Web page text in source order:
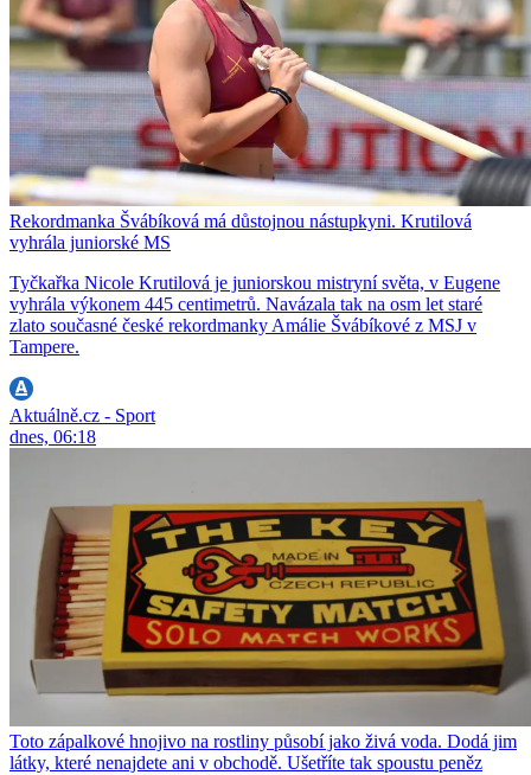
Rekordmanka Švábíková má důstojnou nástupkyni. Krutilová
vyhrála juniorské MS
Tyčkařka Nicole Krutilová je juniorskou mistryní světa, v Eugene
vyhrála výkonem 445 centimetrů. Navázala tak na osm let staré
zlato současné české rekordmanky Amálie Švábíkové z MSJ v
Tampere.
Aktuálně.cz - Sport
dnes, 06:18
Toto zápalkové hnojivo na rostliny působí jako živá voda. Dodá jim
látky, které nenajdete ani v obchodě. Ušetříte tak spoustu peněz